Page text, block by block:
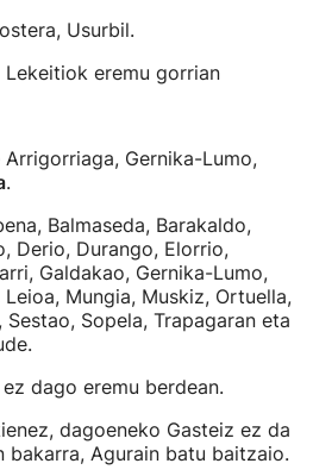
Usurbil.
Lekeitiok eremu gorrian
Gernika-Lumo,
.
Balmaseda, Barakaldo,
Derio, Durango, Elorrio,
Galdakao, Gernika-Lumo,
Mungia, Muskiz, Ortuella,
Sopela, Trapagaran eta
dago eremu berdean.
dagoeneko Gasteiz ez da
bakarra, Agurain batu baitzaio.